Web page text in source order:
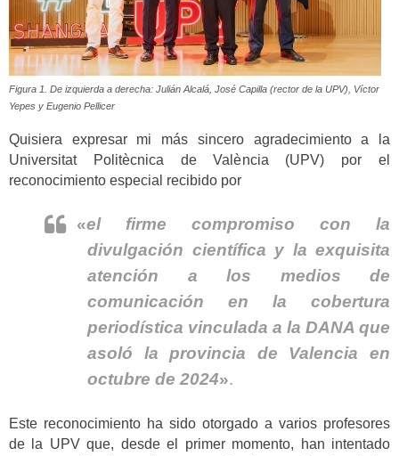
Figura 1. De izquierda a derecha: Julián Alcalá, José Capilla (rector de la UPV), Víctor
Yepes y Eugenio Pellicer
Quisiera expresar mi más sincero agradecimiento a la
Universitat Politècnica de València (UPV) por el
reconocimiento especial recibido por
«el firme compromiso con la
divulgación científica y la exquisita
atención a los medios de
comunicación en la cobertura
periodística vinculada a la DANA que
asoló la provincia de Valencia en
octubre de 2024».
Este reconocimiento ha sido otorgado a varios profesores
de la UPV que, desde el primer momento, han intentado